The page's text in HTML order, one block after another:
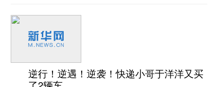
逆行！逆遇！逆袭！快递小哥于洋洋又买